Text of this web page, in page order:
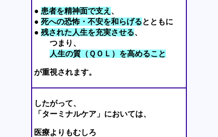
● 患者を精神面で支え 、
● 死への恐怖・不安を和らげるとともに
● 残された人生を充実させる、
つまり、
人生の質（ＱＯＬ）を高めること
が重視されます。
したがって、
「ターミナルケア」においては、
医療よりもむしろ